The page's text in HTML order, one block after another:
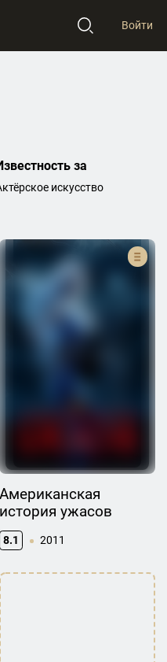
Войти
за
искусство
Американская
история ужасов
8.1 2011